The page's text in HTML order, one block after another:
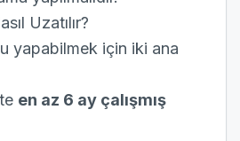
Uzatılır?
yapabilmek için iki ana
en az 6 ay çalışmış